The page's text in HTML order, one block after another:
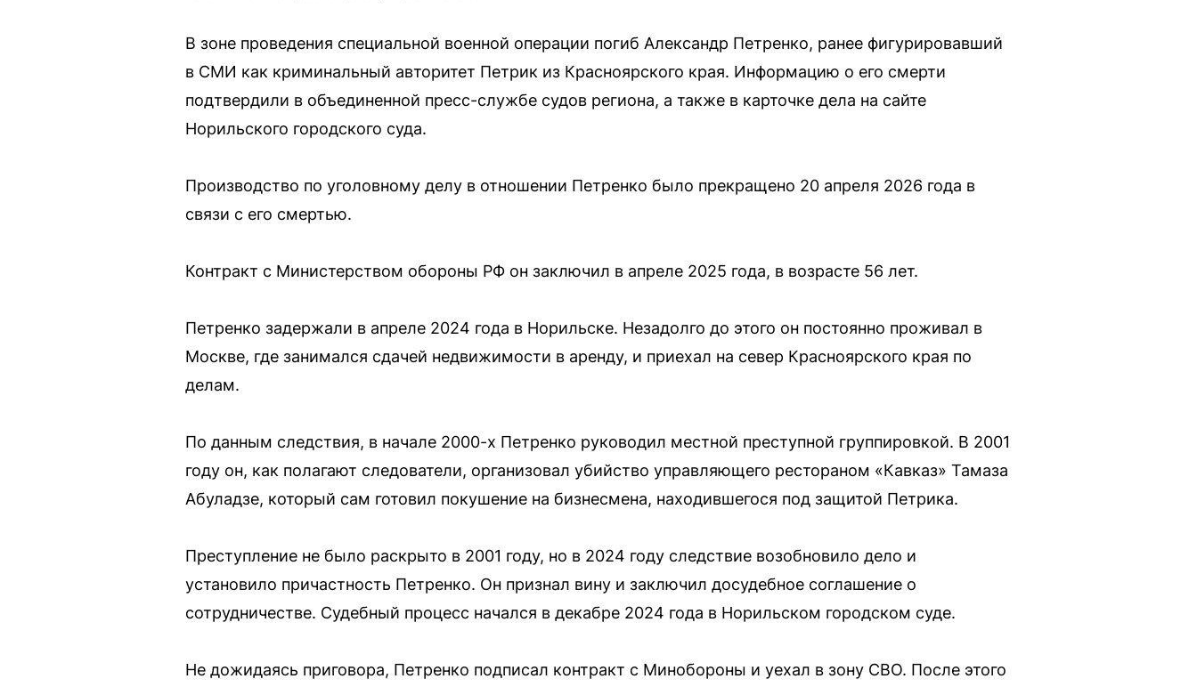
В зоне проведения специальной военной операции погиб Александр Петренко, ранее фигурировавший
в СМИ как криминальный авторитет Петрик из Красноярского края. Информацию о его смерти
подтвердили в объединенной пресс-службе судов региона, а также в карточке дела на сайте
Норильского городского суда.
Производство по уголовному делу в отношении Петренко было прекращено 20 апреля 2026 года в
связи с его смертью.
Контракт с Министерством обороны РФ он заключил в апреле 2025 года, в возрасте 56 лет.
Петренко задержали в апреле 2024 года в Норильске. Незадолго до этого он постоянно проживал в
Москве, где занимался сдачей недвижимости в аренду, и приехал на север Красноярского края по
делам.
По данным следствия, в начале 2000-х Петренко руководил местной преступной группировкой. В 2001
году он, как полагают следователи, организовал убийство управляющего рестораном «Кавказ» Тамаза
Абуладзе, который сам готовил покушение на бизнесмена, находившегося под защитой Петрика.
Преступление не было раскрыто в 2001 году, но в 2024 году следствие возобновило дело и
установило причастность Петренко. Он признал вину и заключил досудебное соглашение о
сотрудничестве. Судебный процесс начался в декабре 2024 года в Норильском городском суде.
Не дожидаясь приговора, Петренко подписал контракт с Минобороны и уехал в зону СВО. После этого